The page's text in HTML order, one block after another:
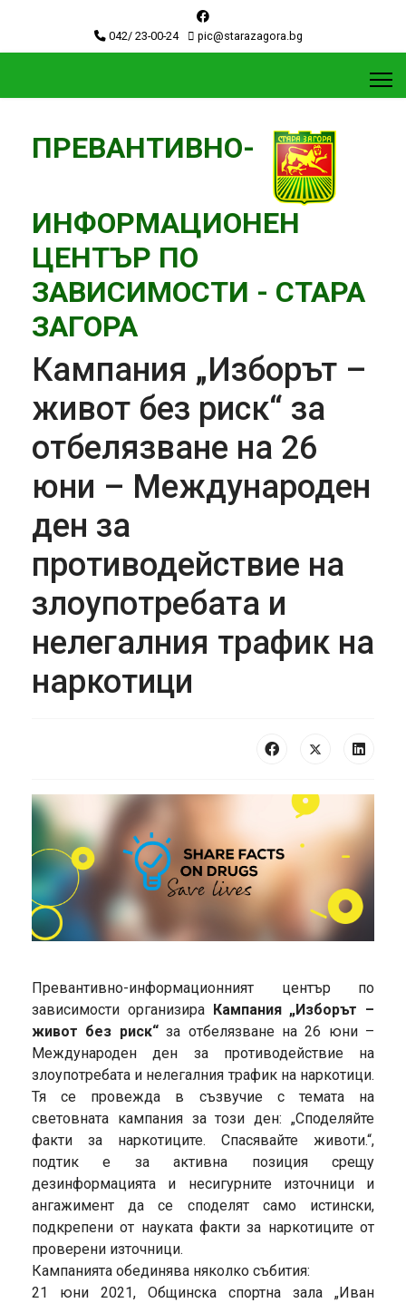
042/ 23-00-24 pic@starazagora.bg
ПРЕВАНТИВНО-
ИНФОРМАЦИОНЕН
ЦЕНТЪР ПО
ЗАВИСИМОСТИ - СТАРА
ЗАГОРА
Кампания „Изборът –
живот без риск“ за
отбелязване на 26
юни – Международен
ден за
противодействие на
злоупотребата и
нелегалния трафик на
наркотици
Превантивно-информационният център по
зависимости организира Кампания „Изборът –
живот без риск“за отбелязване на 26 юни –
Международен ден за противодействие на
злоупотребата и нелегалния трафик на наркотици.
Тя се провежда в съзвучие с темата на
световната кампания за този ден: „Споделяйте
факти за наркотиците. Спасявайте животи.“,
подтик е за активна позиция срещу
дезинформацията и несигурните източници и
ангажимент да се споделят само истински,
подкрепени от науката факти за наркотиците от
проверени източници.
Кампанията обединява няколко събития:
21 юни 2021, Общинска спортна зала „Иван